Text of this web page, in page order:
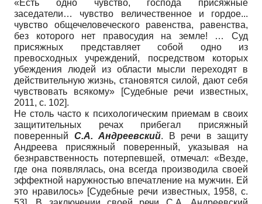
«Есть одно чувство, господа присяжные
заседатели… чувство величественное и гордое...
чувство общечеловеческого равенства, равенства,
без которого нет правосудия на земле! … Суд
присяжных представляет собой одно из
превосходных учреждений, посредством которых
убеждения людей из области мысли переходят в
действительную жизнь, становятся силой, дают себя
чувствовать всякому»
[Судебные речи известных,
2011, с. 102].
Не столь часто к психологическим приемам в своих
защитительных речах прибегал присяжный
поверенный С.А. Андреевский. В речи в защиту
Андреева присяжный поверенный, указывая на
безнравственность потерпевшей, отмечал: «Везде,
где она появлялась, она всегда производила своей
эффектной наружностью впечатление на мужчин. Ей
это нравилось» [Судебные речи известных, 1958, c.